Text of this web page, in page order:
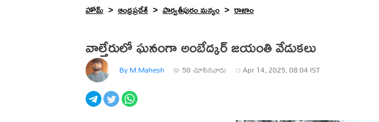
హోమ్
ఆంధ్రప్రదేశ్ పార్వతీపురం మన్యం రాజాం
వాల్తేరులో ఘనంగా అంబేద్కర్ జయంతి వేడుకలు
By M.Mahesh 50 చూసినవారు Apr 14, 2025, 08:04 IST